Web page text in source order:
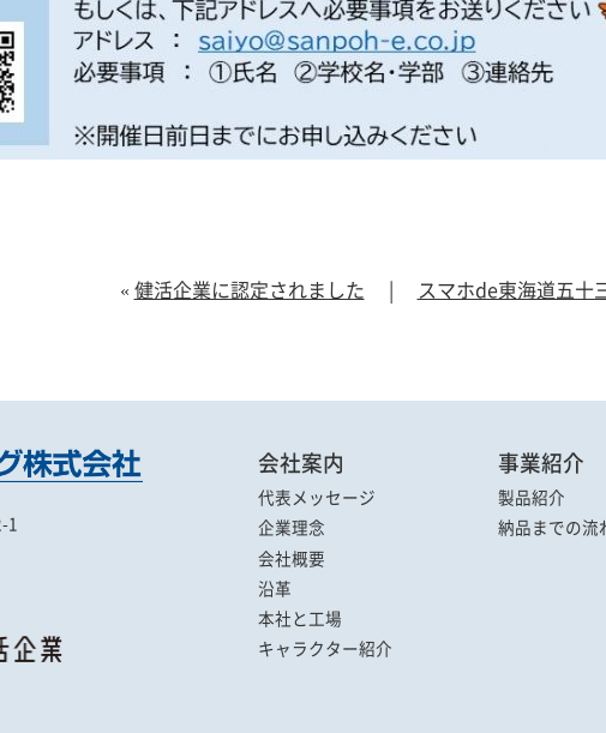
« 健活企業に認定されました | スマホde東海道五十
1
会社案内
代表メッセージ
企業理念
会社概要
沿革
本社と工場
キャラクター紹介
事業紹介
製品紹介
納品までの流